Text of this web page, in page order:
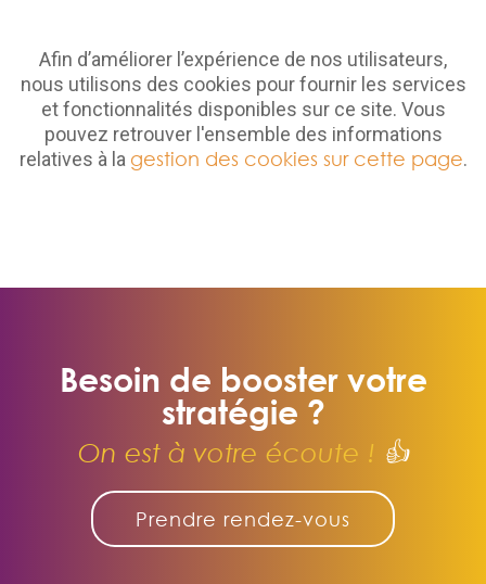
Afin d’améliorer l’expérience de nos utilisateurs,
nous utilisons des cookies pour fournir les services
et fonctionnalités disponibles sur ce site. Vous
pouvez retrouver l'ensemble des informations
relatives à la gestion des cookies sur cette page.
Besoin de booster votre
stratégie ?
On est à votre écoute ! 👍
Prendre rendez-vous